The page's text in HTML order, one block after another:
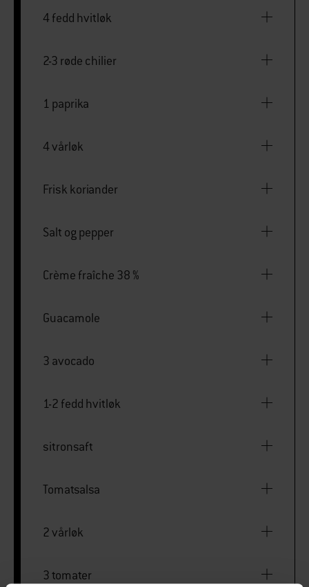
4 fedd hvitløk
2-3 røde chilier
1 paprika
4 vårløk
Frisk koriander
Salt og pepper
Crème fraîche 38 %
Guacamole
3 avocado
1-2 fedd hvitløk
sitronsaft
Tomatsalsa
2 vårløk
3 tomater